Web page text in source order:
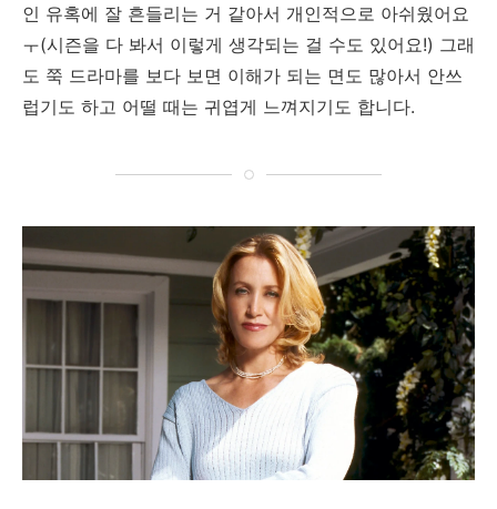
인 유혹에 잘 흔들리는 거 같아서 개인적으로 아쉬웠어요
ㅜ(시즌을 다 봐서 이렇게 생각되는 걸 수도 있어요!) 그래
도 쭉 드라마를 보다 보면 이해가 되는 면도 많아서 안쓰
럽기도 하고 어떨 때는 귀엽게 느껴지기도 합니다.